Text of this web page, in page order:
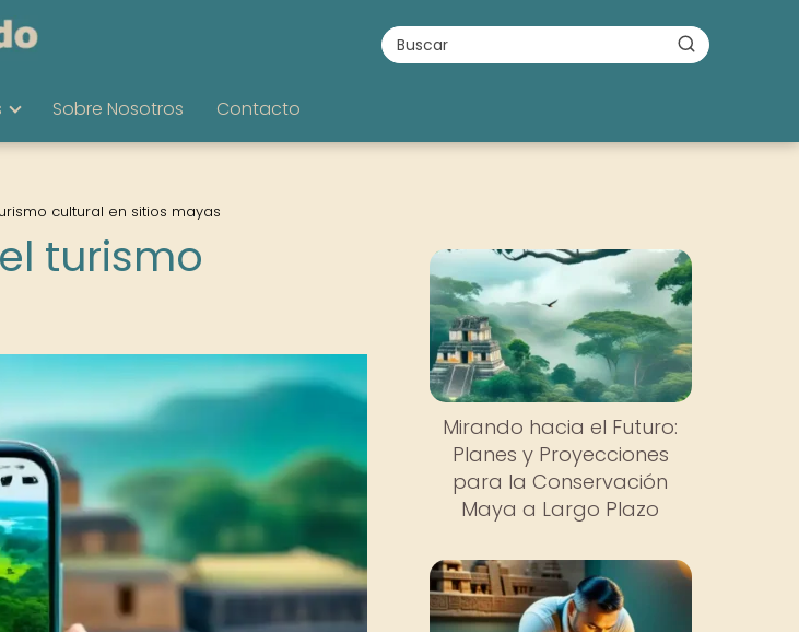
Sobre Nosotros Contacto
cultural en sitios mayas
turismo
Mirando hacia el Futuro:
Planes y Proyecciones
para la Conservación
Maya a Largo Plazo